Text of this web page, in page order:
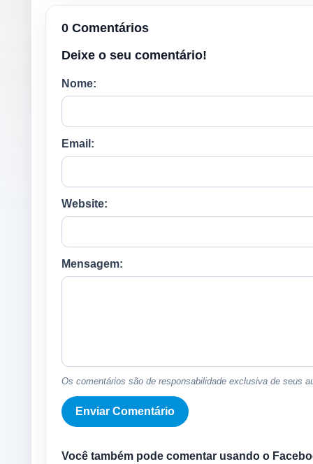
0 Comentários
Deixe o seu comentário!
Nome:
Email:
Website:
Mensagem:
Os comentários são de responsabilidade exclusiva de seus
Você também pode comentar usando o